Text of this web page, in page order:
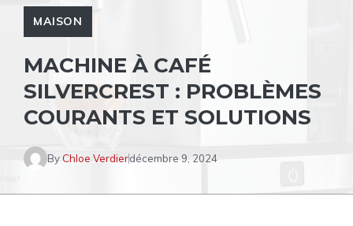
MAISON
MACHINE À CAFÉ
SILVERCREST : PROBLÈMES
COURANTS ET SOLUTIONS
By Chloe Verdierdécembre 9, 2024